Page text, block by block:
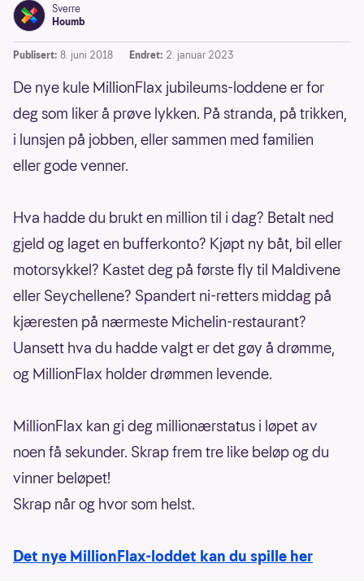
Sverre
Houmb
Publisert: 8. juni 2018 Endret: 2. januar 2023
De nye kule MillionFlax jubileums-loddene er for
deg som liker å prøve lykken. På stranda, på trikken,
i lunsjen på jobben, eller sammen med familien
eller gode venner.
Hva hadde du brukt en million til i dag? Betalt ned
gjeld og laget en bufferkonto? Kjøpt ny båt, bil eller
motorsykkel? Kastet deg på første fly til Maldivene
eller Seychellene? Spandert ni-retters middag på
kjæresten på nærmeste Michelin-restaurant?
Uansett hva du hadde valgt er det gøy å drømme,
og MillionFlax holder drømmen levende.
MillionFlax kan gi deg millionærstatus i løpet av
noen få sekunder. Skrap frem tre like beløp og du
vinner beløpet!
Skrap når og hvor som helst.
Det nye MillionFlax-loddet kan du spille her